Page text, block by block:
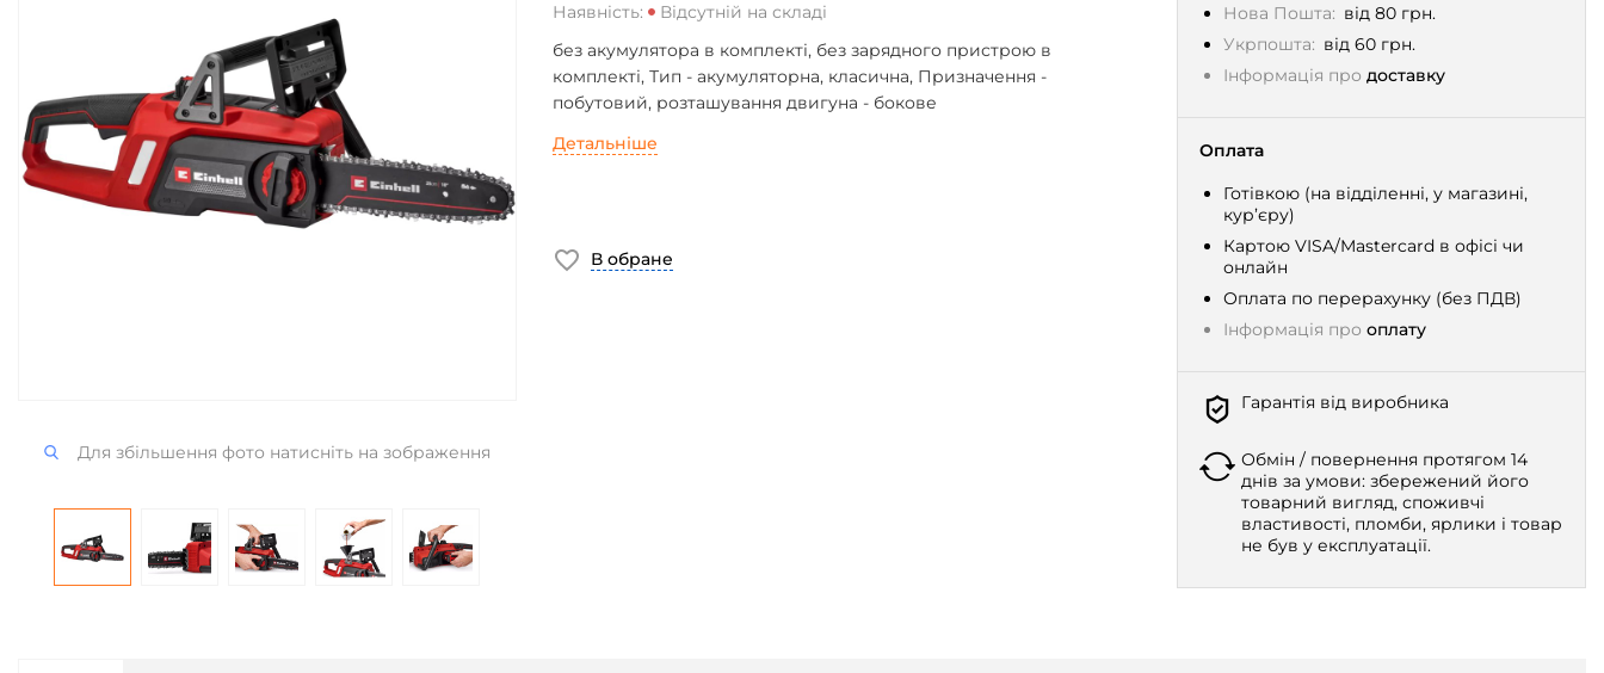
Для збільшення фото натисніть на зображення
Нова Пошта: від 80 грн.
Укрпошта: від 60 грн.
Інформація про доставку
Оплата
Готівкою (на відділенні, у магазині,
кур’єру)
Картою VISA/Mastercard в офісі чи
онлайн
Оплата по перерахунку (без ПДВ)
Інформація про оплату
Гарантія від виробника
Обмін / повернення протягом 14
днів за умови: збережений його
товарний вигляд, споживчі
властивості, пломби, ярлики і товар
не був у експлуатації.
Наявність:
Відсутній на складі
без акумулятора в комплекті, без зарядного пристрою в
комплекті, Тип - акумуляторна, класична, Призначення -
побутовий, розташування двигуна - бокове
Детальніше
В обране